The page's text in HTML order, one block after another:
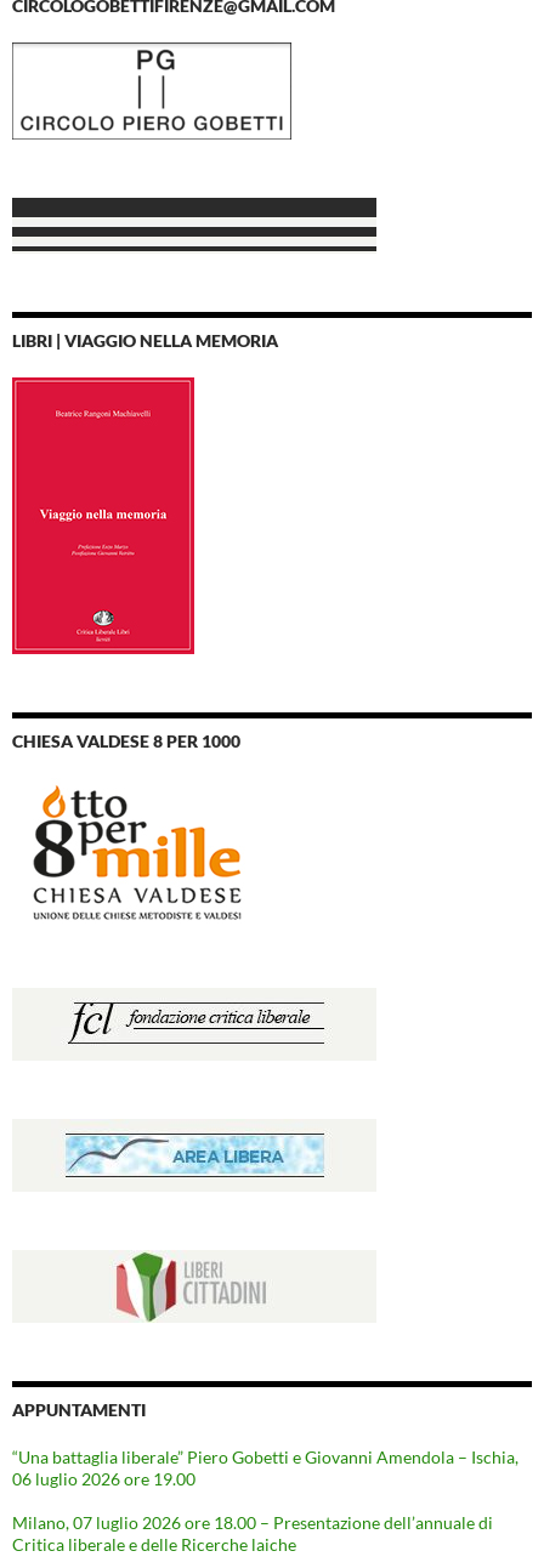
CIRCOLOGOBETTIFIRENZE@GMAIL.COM
LIBRI | VIAGGIO NELLA MEMORIA
CHIESA VALDESE 8 PER 1000
APPUNTAMENTI
“Una battaglia liberale” Piero Gobetti e Giovanni Amendola – Ischia,
06 luglio 2026 ore 19.00
Milano, 07 luglio 2026 ore 18.00 – Presentazione dell’annuale di
Critica liberale e delle Ricerche laiche